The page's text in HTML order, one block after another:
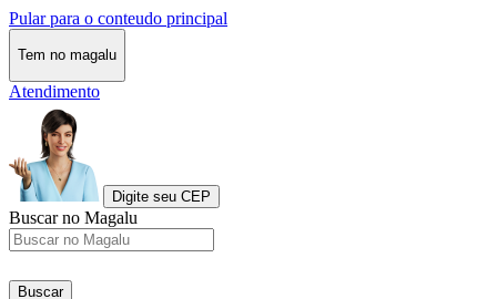
Pular para o conteudo principal
Tem no magalu
Atendimento
Digite seu CEP
Buscar no Magalu
Buscar